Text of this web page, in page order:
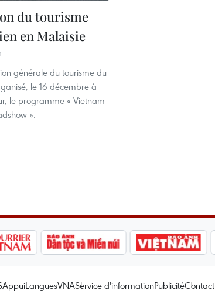
du tourisme
en Malaisie
générale du tourisme du
le 16 décembre à
le programme « Vietnam
».
AppuiLanguesVNAService d'informationPublicitéContact